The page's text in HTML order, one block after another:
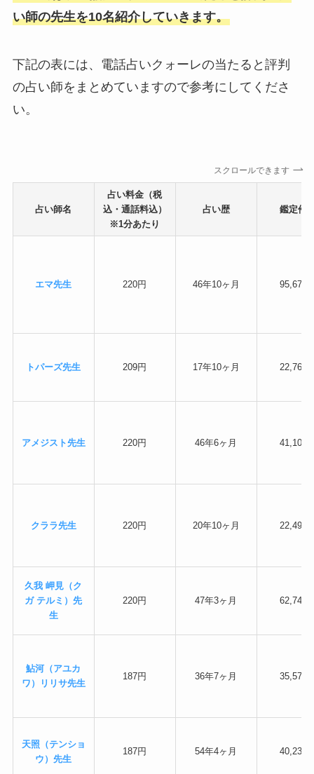
い師の先生を10名紹介していきます。
下記の表には、電話占いクォーレの当たると評判
の占い師をまとめていますので参考にしてくださ
い。
スクロールできます
占い師名
占い料金（税
込・通話料込）
※1分あたり
占い歴 鑑定件
エマ先生 220円 46年10ヶ月 95,674
トパーズ先生 209円 17年10ヶ月 22,768
アメジスト先生 220円 46年6ヶ月 41,102
クララ先生 220円 20年10ヶ月 22,495
久我 岬見（ク
ガ テルミ）先
生
220円 47年3ヶ月 62,745
鮎河（アユカ
ワ）リリサ先生
187円 36年7ヶ月 35,571
天照（テンショ
ウ）先生
187円 54年4ヶ月 40,233